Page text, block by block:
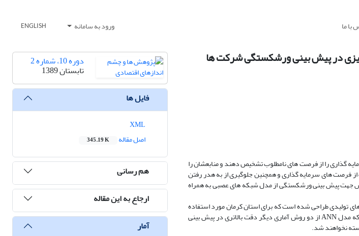
با ما ورود به سامانه ENGLISH
در پیش بینی ورشکستگی شرکت ها
گذاری را از فرصت های نامطلوب تشخیص دهند و منابعشان را
فرصت های سرمایه گذاری و همچنین جلوگیری از به هدر رفتن
جهت پیش بینی ورشکستگی از مدل شبکه های عصبی به همراه
طراحی شده است که برای استان کرمان مورد استفاده
قرار گرفته است. اطلاعات استفاده شده مربوط به دوره زمانی 1386-1374 می باشد. نتایج پژوهش نشان می دهد که مدل ANN از دو روش آماری دیگر دقت بالاتری در پیش بینی
دوره 10، شماره 2
تابستان 1389
فایل ها
اصل مقاله
345.19 K
هم رسانی
ارجاع به این مقاله
آمار